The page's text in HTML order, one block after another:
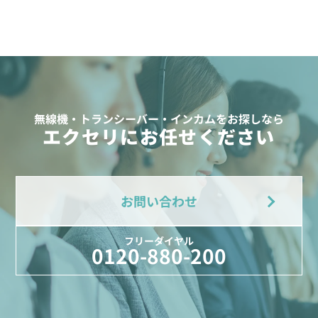
無線機・トランシーバー・インカムをお探しなら
エクセリにお任せください
お問い合わせ
フリーダイヤル
0120-880-200